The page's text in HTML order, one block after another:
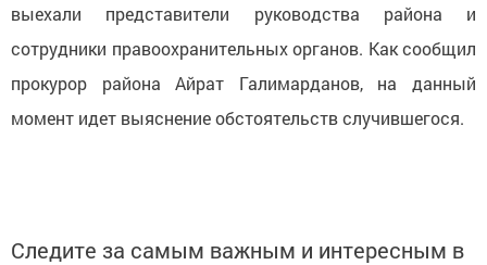
выехали представители руководства района и
сотрудники правоохранительных органов. Как сообщил
прокурор района Айрат Галимарданов, на данный
момент идет выяснение обстоятельств случившегося.
Следите за самым важным и интересным в